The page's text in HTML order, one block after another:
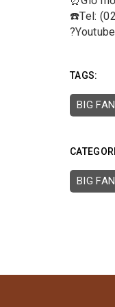
☎️Tel:
?
TAGS:
BIG
BIG